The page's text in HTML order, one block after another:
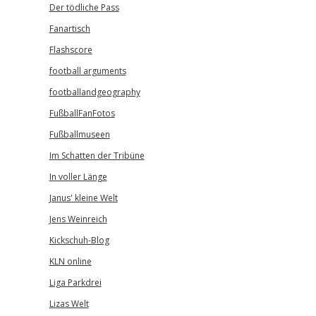
Der tödliche Pass
Fanartisch
Flashscore
football arguments
footballandgeography
FußballFanFotos
Fußballmuseen
Im Schatten der Tribüne
In voller Länge
Janus' kleine Welt
Jens Weinreich
Kickschuh-Blog
KLN online
Liga Parkdrei
Lizas Welt